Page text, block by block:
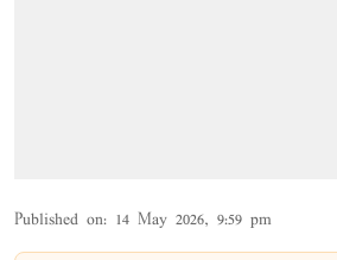
Published on: 14 May 2026, 9:59 pm